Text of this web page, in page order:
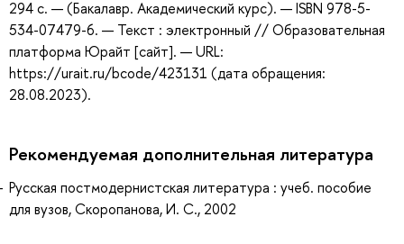
294 с. — (Бакалавр. Академический курс). — ISBN 978-5-
534-07479-6. — Текст : электронный // Образовательная
платформа Юрайт [сайт]. — URL:
https://urait.ru/bcode/423131 (дата обращения:
28.08.2023).
Рекомендуемая дополнительная литература
Русская постмодернистская литература : учеб. пособие
для вузов, Скоропанова, И. С., 2002